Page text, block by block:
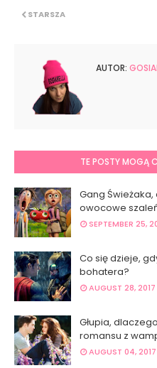
STARSZA
AUTOR:
TE POSTY MOGĄ
Gang
owocowe
SEPTEMBER 25,
Co się dzieje,
bohatera?
AUGUST 28, 2017
Głupia,
romansu z
AUGUST 04, 2017